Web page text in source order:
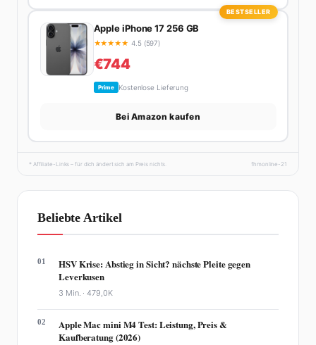
BESTSELLER
Apple iPhone 17 256 GB
★★★★★ 4.5 (597)
€744
Prime Kostenlose Lieferung
Bei Amazon kaufen
* Affiliate-Links – für dich ändert sich am Preis nichts. fhmonline-21
Beliebte Artikel
01
HSV Krise: Abstieg in Sicht? nächste Pleite gegen
Leverkusen
3 Min. ·479,0K
02
Apple Mac mini M4 Test: Leistung, Preis &
Kaufberatung (2026)